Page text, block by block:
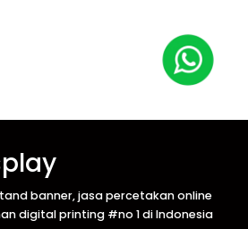
banner, jasa percetakan online
digital printing #no 1 di Indonesia